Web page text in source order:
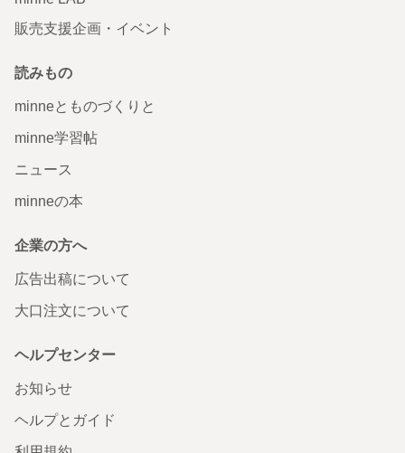
販売支援企画・イベント
読みもの
minneとものづくりと
minne学習帖
ニュース
minneの本
企業の方へ
広告出稿について
大口注文について
ヘルプセンター
お知らせ
ヘルプとガイド